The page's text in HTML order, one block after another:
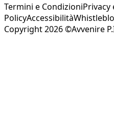
Termini e CondizioniPrivacy
PolicyAccessibilità
Copyright 2026 ©Avvenire